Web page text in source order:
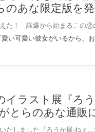
のあな限定版を
い可愛い彼女がいるから、
イラスト展『ろ
とらのあな通販